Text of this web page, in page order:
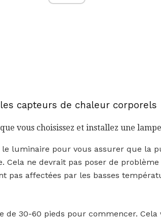
capteurs de chaleur corporels
vous choisissez et installez une
luminaire pour vous assurer que la
Cela ne devrait pas poser de problème
pas affectées par les basses
de 30-60 pieds pour commencer. Cela